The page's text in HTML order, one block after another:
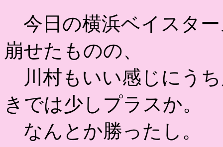
今日の横浜ベイスタ
崩せたものの、
川村もいい感じにう
きでは少しプラスか。
なんとか勝ったし。